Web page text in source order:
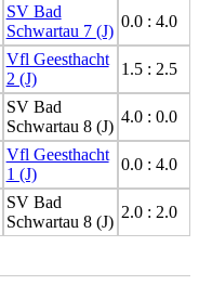
SV Bad
Schwartau 7 (J)
0.0 : 4.0
Vfl Geesthacht
2 (J)
1.5 : 2.5
SV Bad
Schwartau 8 (J)
4.0 : 0.0
Vfl Geesthacht
1 (J)
0.0 : 4.0
SV Bad
Schwartau 8 (J)
2.0 : 2.0